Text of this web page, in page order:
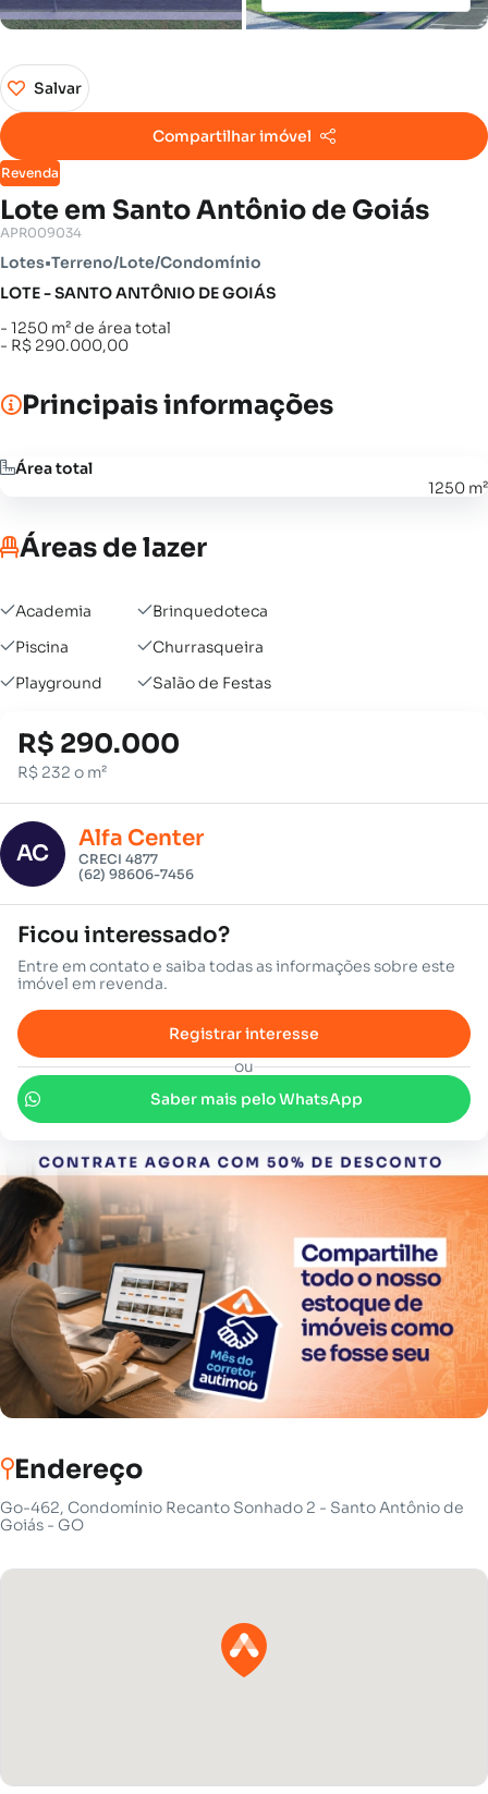
Revenda
Lote em Santo Antônio de Goiás
Salvar
Compartilhar imóvel
APR009034
Lotes•Terreno/Lote/Condomínio
LOTE - SANTO ANTÔNIO DE GOIÁS
- 1250 m² de área total
- R$ 290.000,00
Principais informações
Área total
1250 m²
Áreas de lazer
Academia
Brinquedoteca
Piscina
Churrasqueira
Playground
Salão de Festas
R$ 290.000
R$ 232 o m²
AC
Alfa Center
CRECI 4877
(62) 98606-7456
Ficou interessado?
Entre em contato e saiba todas as informações sobre este
imóvel em revenda.
Registrar interesse
ou
Saber mais pelo WhatsApp
Endereço
Go-462, Condomínio Recanto Sonhado 2 - Santo Antônio de
Goiás - GO